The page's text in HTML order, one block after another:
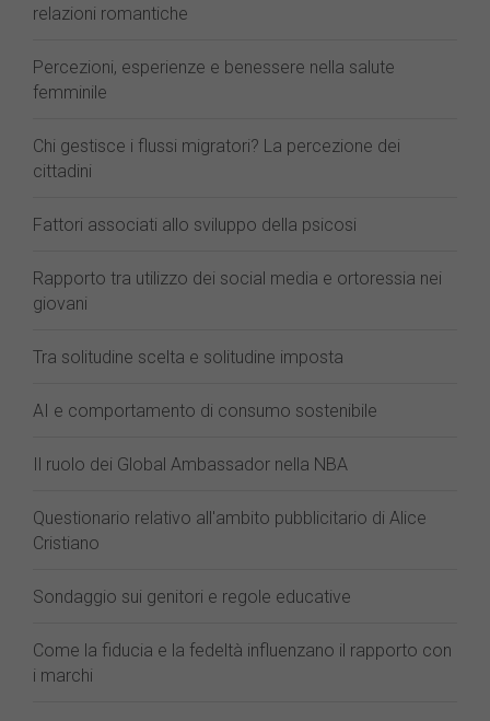
relazioni romantiche
Percezioni, esperienze e benessere nella salute
femminile
Chi gestisce i flussi migratori? La percezione dei
cittadini
Fattori associati allo sviluppo della psicosi
Rapporto tra utilizzo dei social media e ortoressia nei
giovani
Tra solitudine scelta e solitudine imposta
AI e comportamento di consumo sostenibile
Il ruolo dei Global Ambassador nella NBA
Questionario relativo all'ambito pubblicitario di Alice
Cristiano
Sondaggio sui genitori e regole educative
Come la fiducia e la fedeltà influenzano il rapporto con
i marchi